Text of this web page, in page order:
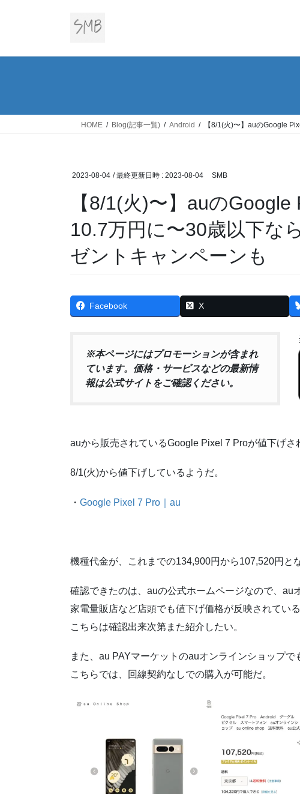
HOME Blog(記事一覧) Android 【8/1(火)〜】auのGoogle
2023-08-04 / 最終更新日時 : 2023-08-04 SMB
【8/1(火)〜】auのGoogle
10.7万円に〜30歳以下な
ゼントキャンペーンも
Facebook X
※本ページにはプロモーションが含まれ
ています。価格・サービスなどの最新情
報は公式サイトをご確認ください。
auから販売されているGoogle Pixel 7 Proが値下げさ
8/1(火)から値下げしているようだ。
・ Google Pixel 7 Pro｜au
機種代金が、これまでの134,900円から107,520円と
確認できたのは、auの公式ホームページなので、
家電量販店など店頭でも値下げ価格が反映されている
こちらは確認出来次第また紹介したい。
また、au PAYマーケットのauオンラインショップで
こちらでは、回線契約なしでの購入が可能だ。